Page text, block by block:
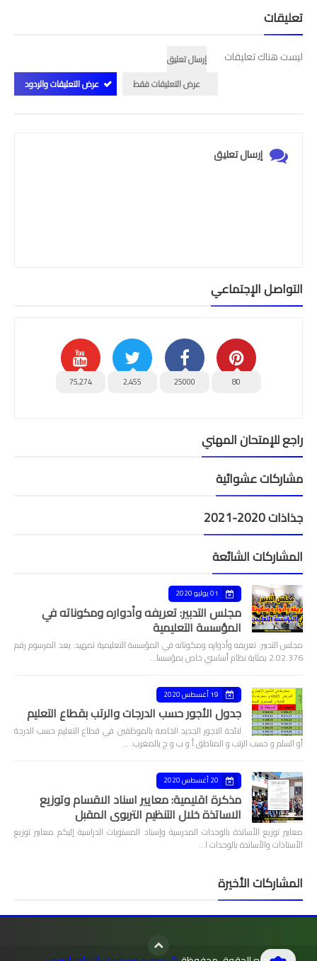
تعليقات
ليست هناك تعليقات
إرسال تعليق
عرض التعليقات فقط
عرض التعليقات والردود
إرسال تعليق
التواصل الإجتماعي
80
25000
2,455
75,274
راجع للإمتحان المهني
مشاركات عشوائية
جذاذات 2020-2021
المشاركات الشائعة
01 يوليو 2020
مجلس التدبير: تعريفه وأدواره ومكوناته في
المؤسسة التعليمية
مجلس التدبير: تعريفه وأدواره ومكوناته في المؤسسة التعليمية تمهيد: يعد المرسوم رقم
2.02.376 بمثابة نظام أساسي خاص بمؤسسا…
19 أغسطس 2020
جدول الأجور حسب الدرجات والرتب بقطاع التعليم
لائحة الاجور الجديد الخاصة بالموظفين في قطاع التعليم حسب الدرجة
أو السلم و حسب الرتب و المناطق أ و ب و ج بالمغرب. …
20 أغسطس 2020
مذكرة اقليمية: معايير اسناد الاقسام وتوزيع
الاساتذة خلال التنظيم التربوي المقبل
معايير توزيع الأساتذة بالوحدات المدرسية وإسناد المستويات الدراسية إليكم معايير توزيع
الأستاذات والأساتذة بالوحدات ا…
المشاركات الأخيرة